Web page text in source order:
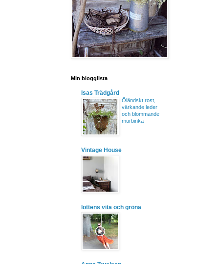
Min blogglista
Isas Trädgård
Öländskt rost,
värkande leder
och blommande
murbinka
Vintage House
lottens vita och gröna